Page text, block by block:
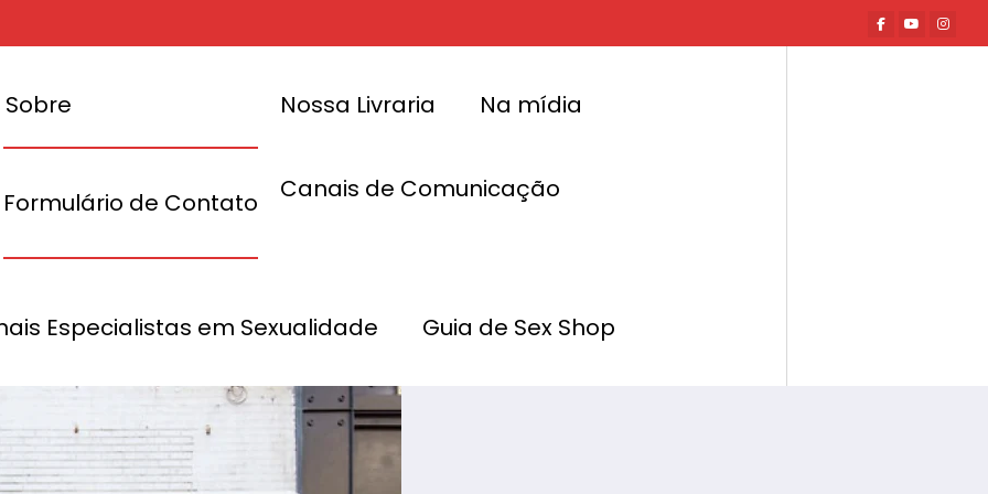
Sobre
Formulário de Contato
Nossa Livraria Na mídia
Canais de Comunicação
Especialistas em Sexualidade Guia de Sex Shop